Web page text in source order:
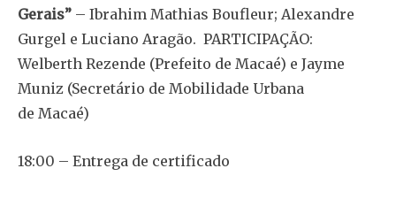
Gerais” – Ibrahim Mathias Boufleur; Alexandre
Gurgel e Luciano Aragão. PARTICIPAÇÃO:
Welberth Rezende (Prefeito de Macaé) e Jayme
Muniz (Secretário de Mobilidade Urbana
de Macaé)
18:00 – Entrega de certificado